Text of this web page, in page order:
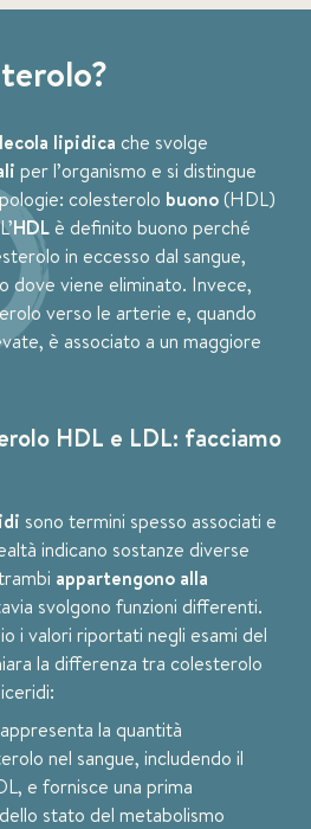
lipidica che svolge
per l’organismo e si distingue
colesterolo buono(HDL)
HDL è definito buono perché
in eccesso dal sangue,
dove viene eliminato. Invece,
verso le arterie e, quando
è associato a un maggiore
HDL e LDL: facciamo
sono termini spesso associati e
indicano sostanze diverse
appartengono alla
svolgono funzioni differenti.
i valori riportati negli esami del
la differenza tra colesterolo
la quantità
nel sangue, includendo il
e fornisce una prima
stato del metabolismo